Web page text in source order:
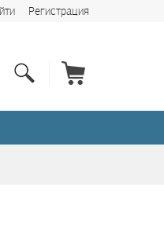
Регистрация